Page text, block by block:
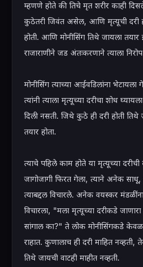
म्हणणे होते की तिचे मृत शरीर काही
कुठेतरी जिवंत असेल, आणि मृत्यूची दरी
होती. आणि मोनीसिंग तिथे जायला तयार
राजाराणीने जड अंतःकरणाने त्याला
मोनीसिंग त्याच्या आईवडिलांना भेटायला
त्यांनी त्याला मृत्यूच्या दरीचा शोध
दिली नसती. जिथे कुठे ही दरी होती तिथे
तयार होता.
त्याचे पहिले काम होते या मृत्यूच्या
जागोजागी फिरत गेला, त्याने अनेक
त्याबद्दल विचारले. अनेक वयस्कर मंडळींना
विचारला, "मला मृत्यूच्या दरीकडे
सांगाल का?" ते लोक मोनीसिंगकडे
राहात. कुणालाच ही दरी माहित नव्हती,
तिथे जायची वाटही माहीत नव्हती.